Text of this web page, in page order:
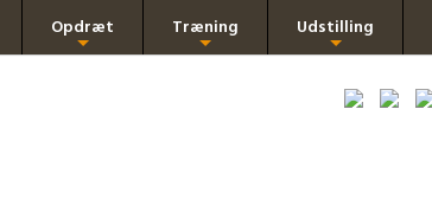
Opdræt Træning Udstilling